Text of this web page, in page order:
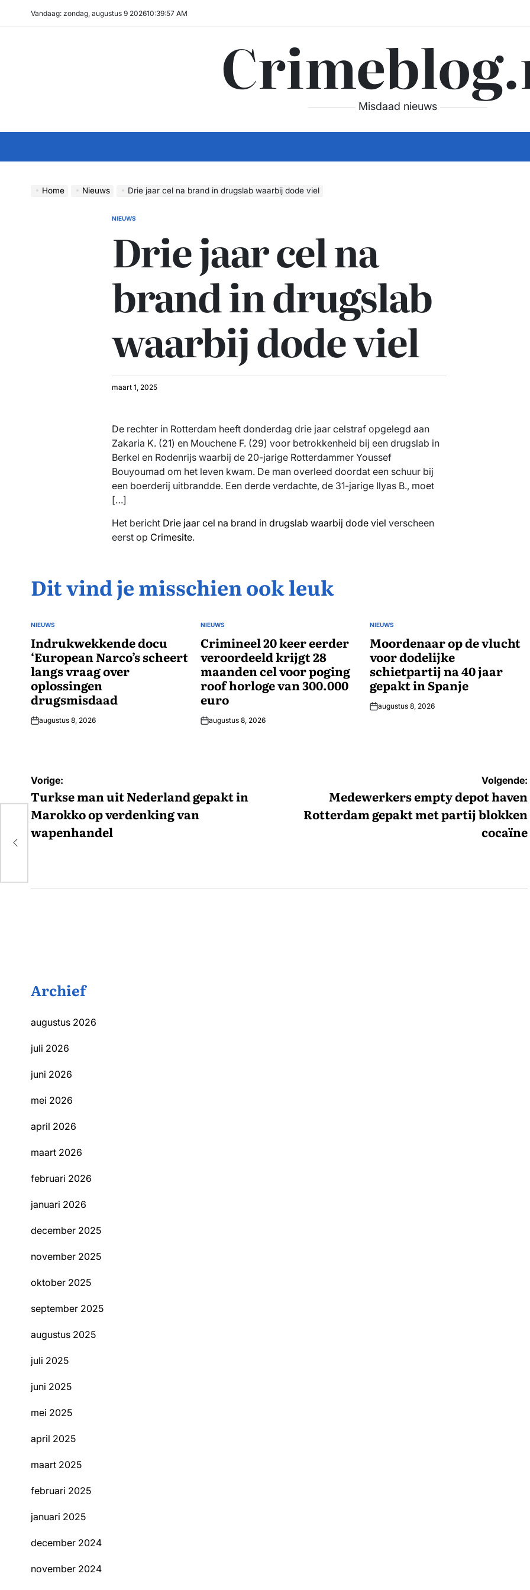
Vandaag: zondag, augustus 9 202610:39:58 AM
Misdaad nieuws
Home Nieuws Drie jaar cel na brand in drugslab waarbij dode viel
GEPLAATST
NIEUWS
Drie jaar cel na
brand in drugslab
waarbij dode viel
maart 1, 2025
De rechter in Rotterdam heeft donderdag drie jaar celstraf opgelegd aan
Zakaria K. (21) en Mouchene F. (29) voor betrokkenheid bij een drugslab in
Berkel en Rodenrijs waarbij de 20-jarige Rotterdammer Youssef
Bouyoumad om het leven kwam. De man overleed doordat een schuur bij
een boerderij uitbrandde. Een derde verdachte, de 31-jarige Ilyas B., moet
[…]
Het bericht Drie jaar cel na brand in drugslab waarbij dode viel verscheen
eerst op Crimesite.
Dit vind je misschien ook leuk
GEPLAATST
NIEUWS
Indrukwekkende docu
‘European Narco’s scheert
langs vraag over
oplossingen
drugsmisdaad
augustus 8, 2026
GEPLAATST
NIEUWS
Crimineel 20 keer eerder
veroordeeld krijgt 28
maanden cel voor poging
roof horloge van 300.000
euro
augustus 8, 2026
GEPLAATST
NIEUWS
Moordenaar op de vlucht
voor dodelijke
schietpartij na 40 jaar
gepakt in Spanje
augustus 8, 2026
Bericht
navigatie
Vorige:
Turkse man uit Nederland gepakt in
Marokko op verdenking van
wapenhandel
Volgende:
Medewerkers empty depot haven
Rotterdam gepakt met partij blokken
cocaïne
Archief
augustus 2026
juli 2026
juni 2026
mei 2026
april 2026
maart 2026
februari 2026
januari 2026
december 2025
november 2025
oktober 2025
september 2025
augustus 2025
juli 2025
juni 2025
mei 2025
april 2025
maart 2025
februari 2025
januari 2025
december 2024
november 2024